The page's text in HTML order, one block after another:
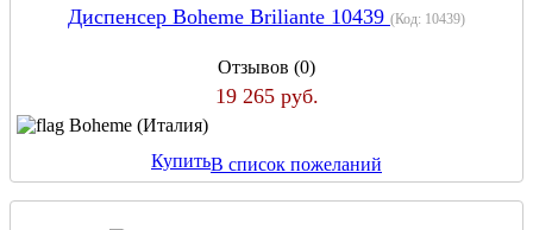
Диспенсер Boheme Briliante 10439 (Код: 10439)
Отзывов (0)
19 265 руб.
Boheme (Италия)
КупитьВ список пожеланий